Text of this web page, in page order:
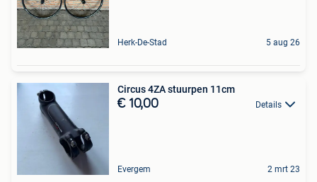
Herk-De-Stad 5 aug 26
Circus 4ZA stuurpen 11cm
€ 10,00 Details
Evergem 2 mrt 23